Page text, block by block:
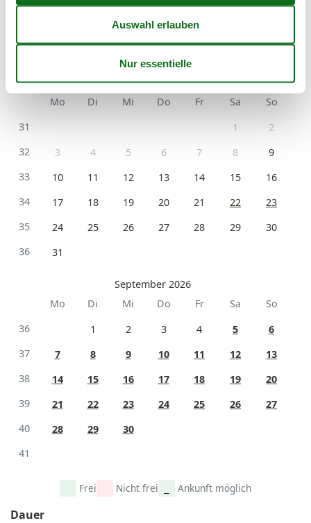
Ankunft
August 2026
Mo
Di Mi Do Fr Sa
So
31
1
2
32
3 4 5 6 7 8
9
33
10 11 12 13 14 15
16
34
17 18 19 20 21 22
23
35
24 25 26 27 28 29
30
36
31
September 2026
Mo
Di Mi Do Fr Sa
So
36
1 2 3 4 5
6
37
7 8 9 10 11 12
13
38
14 15 16 17 18 19
20
39
21 22 23 24 25 26
27
40
28 29
30
41
Frei Nicht frei Ankunft möglich
Dauer